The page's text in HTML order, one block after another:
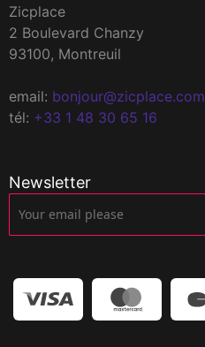
Zicplace
2 Boulevard Chanzy
93100, Montreuil
email: bonjour@zicplace.com
tél: +33 1 48 30 65 16
Newsletter